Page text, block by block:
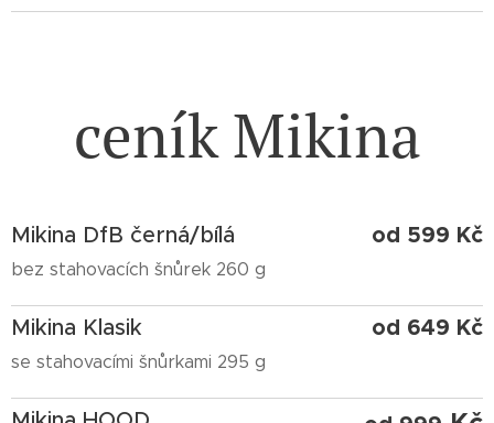
ceník Mikina
Mikina DfB černá/bílá
bez stahovacích šnůrek 260 g
od 599 Kč
Mikina Klasik
se stahovacími šnůrkami 295 g
od 649 Kč